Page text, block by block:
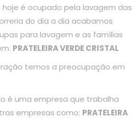
é ocupado pela lavagem das
do dia a dia acabamos
para lavagem e as famílias
PRATELEIRA VERDE CRISTAL
temos a preocupação em
é uma empresa que trabalha
empresas como: PRATELEIRA